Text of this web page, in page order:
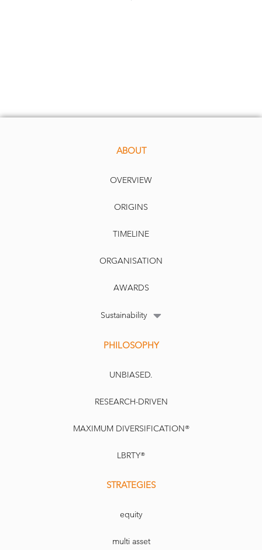
ABOUT
OVERVIEW
ORIGINS
TIMELINE
ORGANISATION
AWARDS
Sustainability
PHILOSOPHY
UNBIASED.
RESEARCH-DRIVEN
MAXIMUM DIVERSIFICATION®
LBRTY®
STRATEGIES
equity
multi asset